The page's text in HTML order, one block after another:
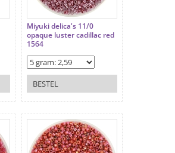
Miyuki delica's 11/0
opaque luster cadillac red
1564
BESTEL